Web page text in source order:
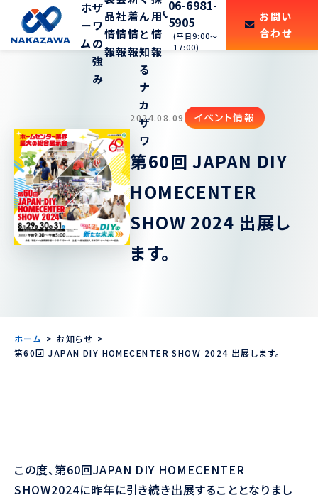
ホ
ー
ム
ザ
ワ
の
強
み
品
情
報
社
情
報
着
情
報
ん
と
知
る
ナ
カ
ザ
ワ
用
情
報
06-6981-
5905
(平日9:00〜
17:00)
お問い
合わせ
2024.08.09 イベント情報
第60回 JAPAN DIY
HOMECENTER
SHOW 2024 出展し
ます。
ホーム
お知らせ
第60回 JAPAN DIY HOMECENTER SHOW 2024 出展します。
この度、第60回JAPAN DIY HOMECENTER
SHOW2024に昨年に引き続き出展することとなりまし